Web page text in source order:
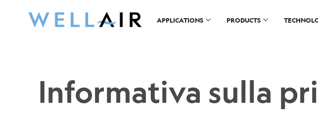
APPLICATIONS PRODUCTS
Informativa sulla